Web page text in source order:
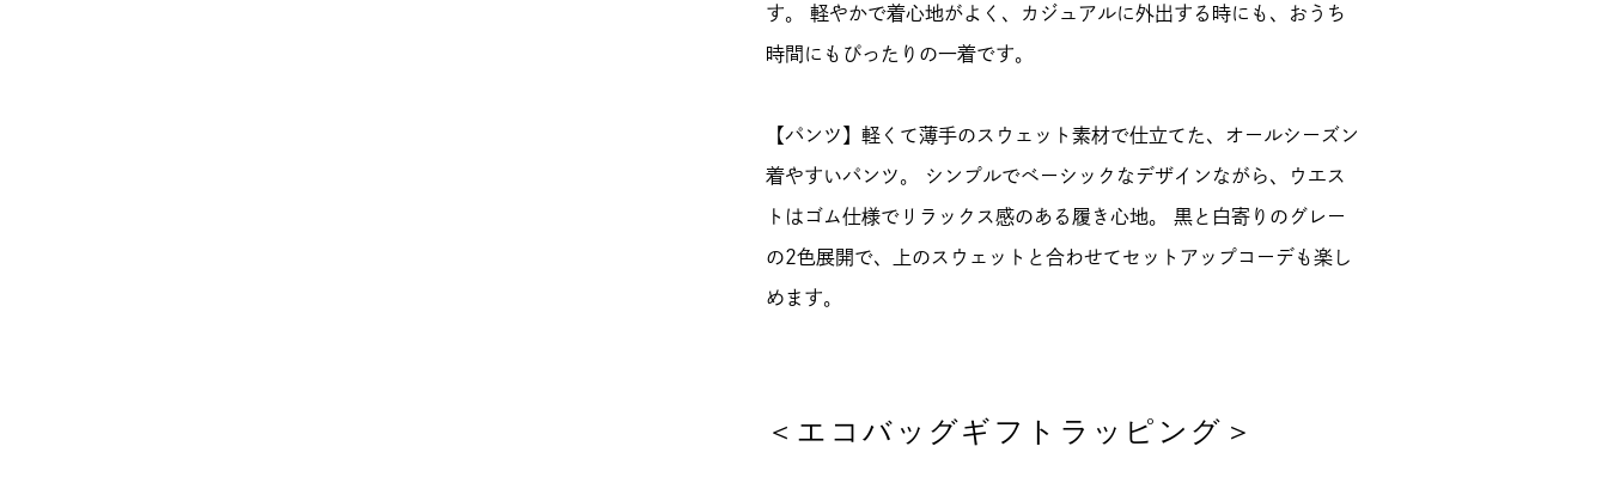
す。 軽やかで着心地がよく、カジュアルに外出する時にも、おうち
時間にもぴったりの一着です。
【パンツ】軽くて薄手のスウェット素材で仕立てた、オールシーズン
着やすいパンツ。 シンプルでベーシックなデザインながら、ウエス
トはゴム仕様でリラックス感のある履き心地。 黒と白寄りのグレー
の2色展開で、上のスウェットと合わせてセットアップコーデも楽し
めます。
＜エコバッグギフトラッピング＞